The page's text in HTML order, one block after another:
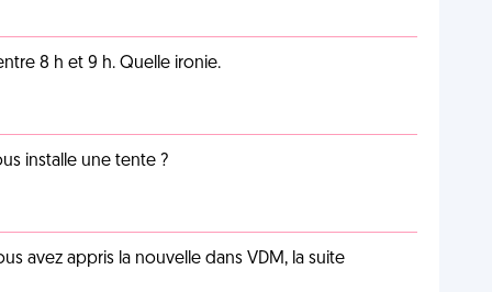
8 h et 9 h. Quelle ironie.
installe une tente ?
avez appris la nouvelle dans VDM, la suite